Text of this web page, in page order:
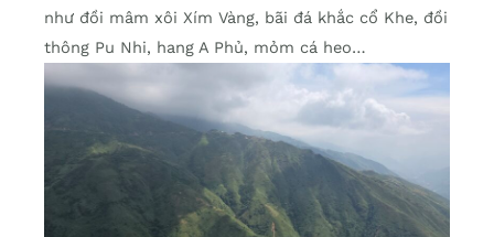
như đồi mâm xôi Xím Vàng, bãi đá khắc cổ Khe, đồi
thông Pu Nhi, hang A Phủ, mỏm cá heo…